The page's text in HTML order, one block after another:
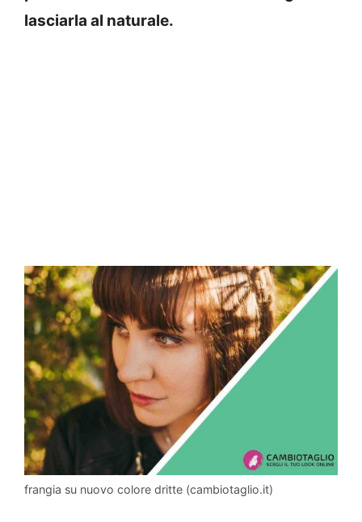
lasciarla al naturale.
frangia su nuovo colore dritte (cambiotaglio.it)